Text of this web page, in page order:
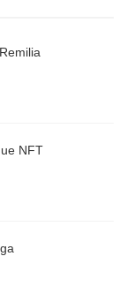
NFT